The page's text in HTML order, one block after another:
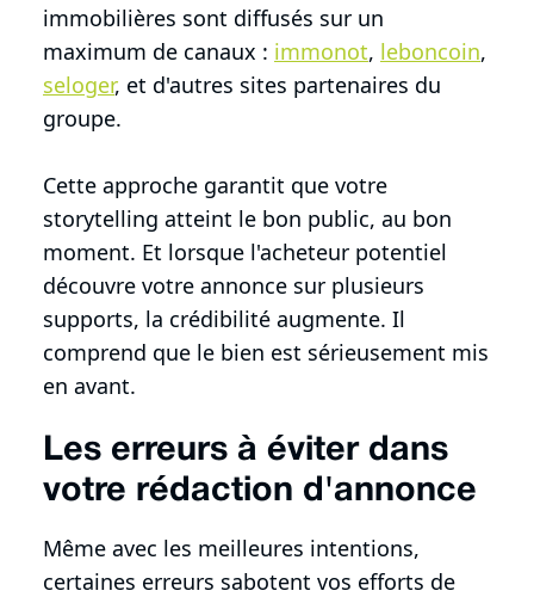
immobilières sont diffusés sur un
maximum de canaux : immonot, leboncoin,
seloger, et d'autres sites partenaires du
groupe.
Cette approche garantit que votre
storytelling atteint le bon public, au bon
moment. Et lorsque l'acheteur potentiel
découvre votre annonce sur plusieurs
supports, la crédibilité augmente. Il
comprend que le bien est sérieusement mis
en avant.
Les erreurs à éviter dans
votre rédaction d'annonce
Même avec les meilleures intentions,
certaines erreurs sabotent vos efforts de